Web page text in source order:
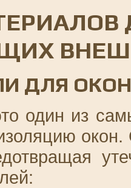
ДЛЯ ОКОН
один из